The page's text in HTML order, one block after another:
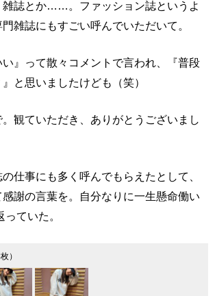
雑誌とか……。ファッション誌というよ
雑誌にもすごい呼んでいただいて。
い』って散々コメントで言われ、『普段
と思いましたけども（笑）
観ていただき、ありがとうございまし
仕事にも多く呼んでもらえたとして、
謝の言葉を。自分なりに一生懸命働い
ていた。
）